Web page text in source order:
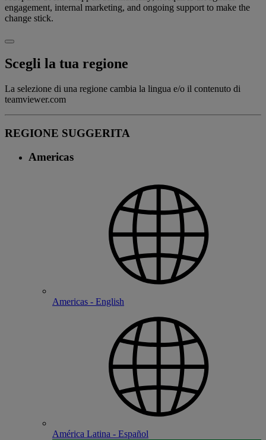
engagement, internal marketing, and ongoing support to make the
change stick.
Scegli la tua regione
La selezione di una regione cambia la lingua e/o il contenuto di
teamviewer.com
REGIONE SUGGERITA
Americas
Americas - English
América Latina - Español